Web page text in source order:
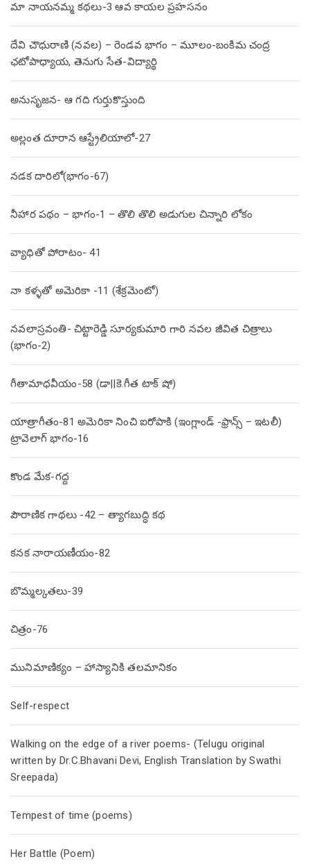
మా నాయనమ్మ కథలు-3 ఆవ కాయల ప్రహసనం
దేవి చౌధురాణి (నవల) – రెండవ భాగం – మూలం-బంకిమ చంద్ర
ఛటోపాధ్యాయ, తెనుగు సేత-విద్యార్థి
అనుసృజన- ఆ గది గుర్తుకొస్తుంది
అల్లంత దూరాన ఆస్ట్రేలియాలో-27
నడక దారిలో(భాగం-67)
నీహార పథం – భాగం-1 – తొలి తొలి అడుగుల చిన్నారి లోకం
వ్యాధితో పోరాటం- 41
నా కళ్ళతో అమెరికా -11 (శేక్రమెంటో)
నవలాస్రవంతి- చిట్టారెడ్డి సూర్యకుమారి గారి నవల జీవిత చిత్రాలు
(భాగం-2)
గీతామాధవీయం-58 (డా||కె.గీత టాక్ షో)
యాత్రాగీతం-81 అమెరికా నించి ఐరోపాకి (ఇంగ్లాండ్ -ఫ్రాన్స్ – ఇటలీ)
ట్రావెలాగ్ భాగం-16
కొండ మేక-గద్ద
పౌరాణిక గాథలు -42 – త్యాగబుద్ధి కథ
కనక నారాయణీయం-82
బొమ్మల్కతలు-39
చిత్రం-76
మునిమాణిక్యం – హాస్యానికి తలమానికం
Self-respect
Walking on the edge of a river poems- (Telugu original
written by Dr.C.Bhavani Devi, English Translation by Swathi
Sreepada)
Tempest of time (poems)
Her Battle (Poem)